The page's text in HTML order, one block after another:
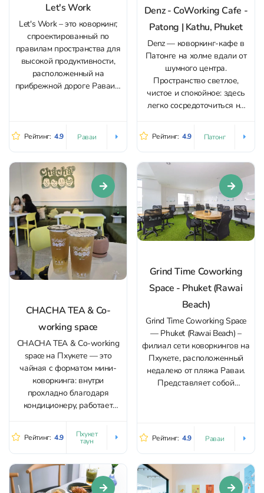
Let's Work
Let's Work – это коворкинг,
спроектированный по
правилам пространства для
высокой продуктивности,
расположенный на
прибрежной дороге Раваи с
для концентрации и работы,
конференций доступен зал с
проектором, есть отдельные
кабинки для созвонов;
отдых – зона...
Рейтинг: 4.9 Раваи
Denz - CoWorking Cafe -
Patong | Kathu, Phuket
Denz — коворкинг-кафе в
Патонге на холме вдали от
шумного центра.
Пространство светлое,
чистое и спокойное: здесь
легко сосредоточиться на
открывается панорамный
вид на пляж Патонг и
закаты. Для работы
предусмотрено всё
необходимое: удобные
офисные кресла, разные
форматы посадки (общая
зона и...
Рейтинг: 4.9 Патонг
CHACHA TEA & Co-
working space
CHACHA TEA & Co-working
space на Пхукете — это
чайная с форматом мини-
коворкинга: внутри
прохладно благодаря
кондиционеру, работает
есть розетки. Пространство
тихое и удобное для задач,
созвонов и спокойных
встреч; посадочных мест
достаточно, обстановка
Рейтинг: 4.9 Пхукет
таун
Grind Time Coworking
Space - Phuket (Rawai
Beach)
Grind Time Coworking Space
— Phuket (Rawai Beach) –
филиал сети коворкингов на
Пхукете, расположенный
недалеко от пляжа Раваи.
Представляет собой
баланс между работой и
развлечениями. Для работы
здесь есть тихая зона с
удобными рабочими
местами, для проведения
Рейтинг: 4.9 Раваи